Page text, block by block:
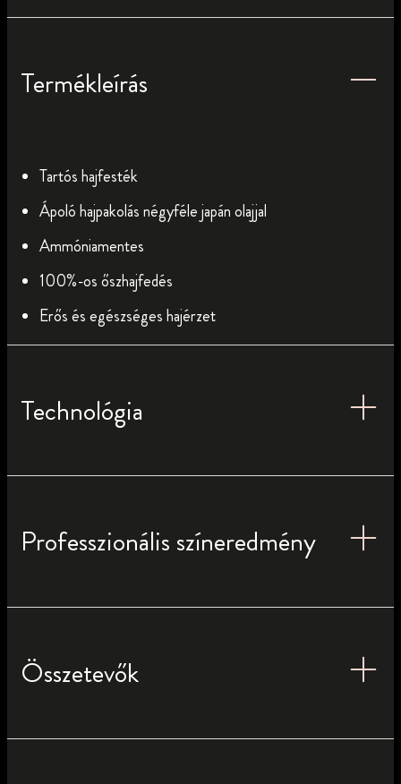
Termékleírás
Tartós hajfesték
Ápoló hajpakolás négyféle japán olajjal
Ammóniamentes
100%-os őszhajfedés
Erős és egészséges hajérzet
Technológia
Professzionális színeredmény
Összetevők